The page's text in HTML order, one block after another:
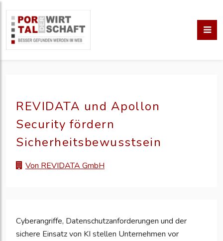
REVIDATA und Apollon
Security fördern
Sicherheitsbewusstsein
Von REVIDATA GmbH
Cyberangriffe, Datenschutzanforderungen und der
sichere Einsatz von KI stellen Unternehmen vor